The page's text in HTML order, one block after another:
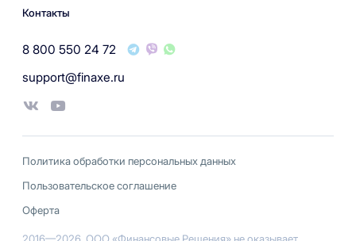
Контакты
8 800 550 24 72
support@finaxe.ru
Политика обработки персональных данных
Пользовательское соглашение
Оферта
2016—2026, ООО «Финансовые Решения» не оказывает